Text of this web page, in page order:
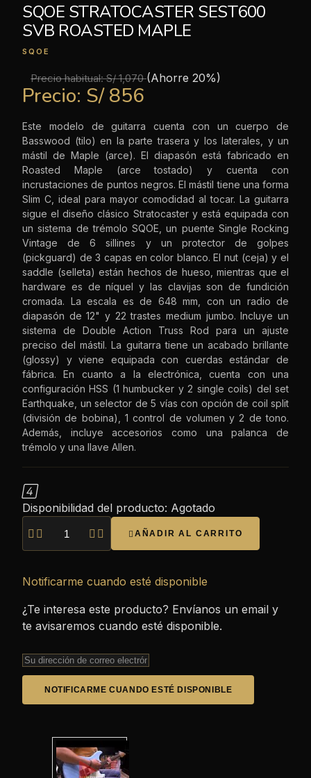
SQOE STRATOCASTER SEST600
SVB ROASTED MAPLE
SQOE
Precio habitual:S/ 1,070(Ahorre 20%)
Precio: S/ 856
Este modelo de guitarra cuenta con un cuerpo de
Basswood (tilo) en la parte trasera y los laterales, y un
mástil de Maple (arce). El diapasón está fabricado en
Roasted Maple (arce tostado) y cuenta con
incrustaciones de puntos negros. El mástil tiene una forma
Slim C, ideal para mayor comodidad al tocar. La guitarra
sigue el diseño clásico Stratocaster y está equipada con
un sistema de trémolo SQOE, un puente Single Rocking
Vintage de 6 sillines y un protector de golpes
(pickguard) de 3 capas en color blanco. El nut (ceja) y el
saddle (selleta) están hechos de hueso, mientras que el
hardware es de níquel y las clavijas son de fundición
cromada. La escala es de 648 mm, con un radio de
diapasón de 12" y 22 trastes medium jumbo. Incluye un
sistema de Double Action Truss Rod para un ajuste
preciso del mástil. La guitarra tiene un acabado brillante
(glossy) y viene equipada con cuerdas estándar de
fábrica. En cuanto a la electrónica, cuenta con una
configuración HSS (1 humbucker y 2 single coils) del set
Earthquake, un selector de 5 vías con opción de coil split
(división de bobina), 1 control de volumen y 2 de tono.
Además, incluye accesorios como una palanca de
trémolo y una llave Allen.

Disponibilidad del producto: Agotado
     AÑADIR AL CARRITO
Notificarme cuando esté disponible
¿Te interesa este producto? Envíanos un email y
te avisaremos cuando esté disponible.
NOTIFICARME CUANDO ESTÉ DISPONIBLE